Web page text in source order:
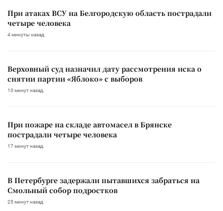
При атаках ВСУ на Белгородскую область пострадали
четыре человека
4 минуты назад
Верховный суд назначил дату рассмотрения иска о
снятии партии «Яблоко» с выборов
10 минут назад
При пожаре на складе автомасел в Брянске
пострадали четыре человека
17 минут назад
В Петербурге задержали пытавшихся забраться на
Смольный собор подростков
25 минут назад